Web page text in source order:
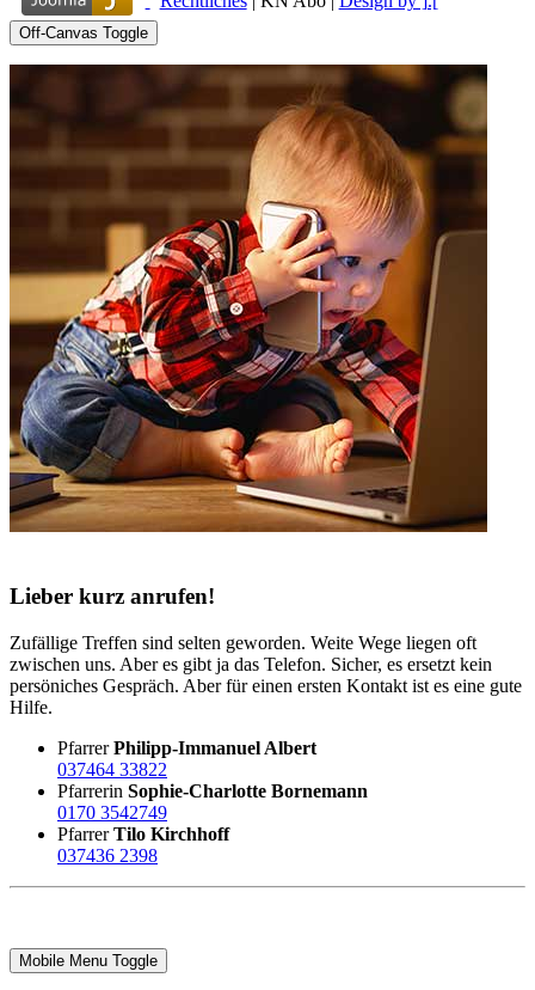
Off-Canvas Toggle
Lieber kurz anrufen!
Zufällige Treffen sind selten geworden. Weite Wege liegen oft
zwischen uns. Aber es gibt ja das Telefon. Sicher, es ersetzt kein
persöniches Gespräch. Aber für einen ersten Kontakt ist es eine gute
Hilfe.
PfarrerPhilipp-Immanuel Albert
037464 33822
Pfarrerin Sophie-Charlotte Bornemann
0170 3542749
PfarrerTilo Kirchhoff
037436 2398
Mobile Menu Toggle